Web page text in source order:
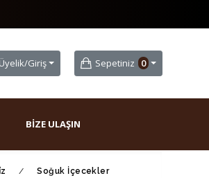
Üyelik/Giriş Sepetiniz 0
BİZE ULAŞIN
/
Soğuk İçecekler